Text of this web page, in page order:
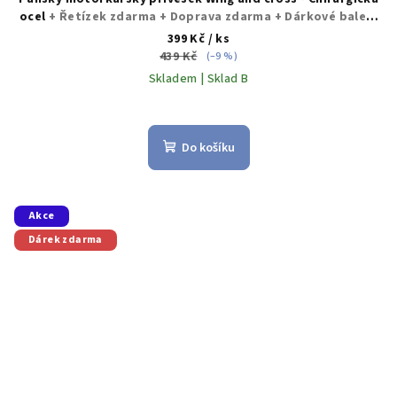
ocel + Řetízek zdarma + Doprava zdarma + Dárkové balení
zdarma
399 Kč / ks
439 Kč
(–9 %)
Skladem | Sklad B
Do košíku
Akce
Dárek zdarma